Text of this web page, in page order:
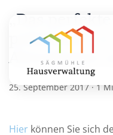
„Das
präsentiert in
Abendschau
25. September 2017 · 1
Hier können Sie sich